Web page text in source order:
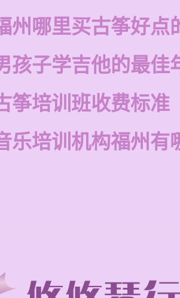
州哪里买古筝好点
孩子学吉他的最佳
筝培训班收费标准
乐培训机构福州有